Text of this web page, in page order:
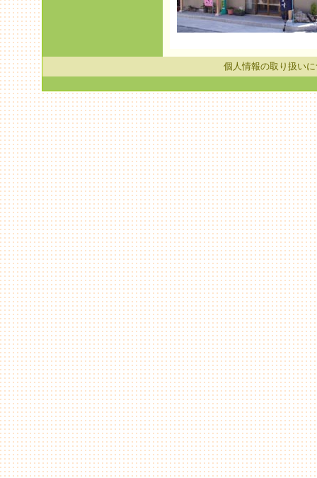
個人情報の取り扱い